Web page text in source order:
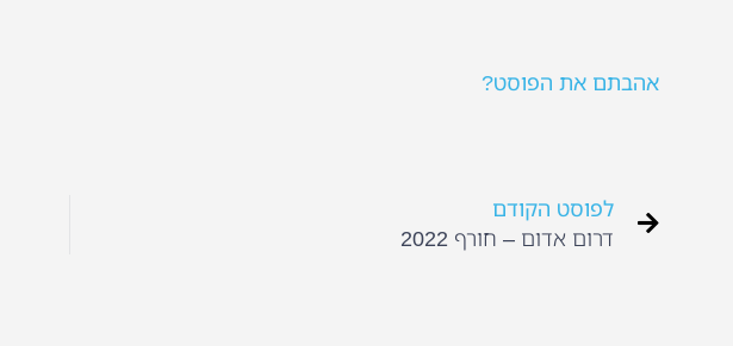
אהבתם את הפוסט?
לפוסט הקודם
דרום אדום – חורף 2022